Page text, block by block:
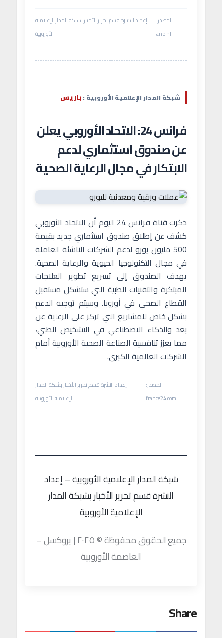
المصدر:
anp.nl
إعداد النشرة قسم تحرير الأخبار بشبكة المدار الإعلامية
الأوروبية
شبكة المدار الإعلامية الأوروبية :باريس
فرانس 24: الاتحاد الأوروبي يعلن
عن صندوق استثماري لدعم
الابتكار في مجال الرعاية الصحية
ذكرت قناة فرانس 24 اليوم أن الاتحاد الأوروبي
كشف عن إطلاق صندوق استثماري جديد بقيمة
500 مليون يورو لدعم الشركات الناشئة العاملة
في مجال التكنولوجيا الحيوية والرعاية الصحية.
يهدف الصندوق إلى تسريع تطوير العلاجات
المبتكرة والتقنيات الطبية التي ستشكل مستقبل
القطاع الصحي في أوروبا. وسيتم توجيه الدعم
بشكل خاص للمشاريع التي تركز على الرعاية عن
بعد والذكاء الاصطناعي في التشخيص الطبي،
مما يعزز تنافسية الصناعة الصحية الأوروبية أمام
الشركات العالمية الكبرى.
المصدر:
france24.com
إعداد النشرة قسم تحرير الأخبار بشبكة المدار
الإعلامية الأوروبية
شبكة المدار الإعلامية الأوروبية – إعداد
النشرة قسم تحرير الأخبار بشبكة المدار
الإعلامية الأوروبية
جميع الحقوق محفوظة © ٢٠٢٥ | بروكسل –
العاصمة الأوروبية
Share